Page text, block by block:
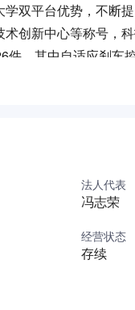
双平台优势，不断
创新中心等称号，
件，其中自适应刹车
统技术处于行业领先
献力量。
法人代表
冯志荣
经营状态
存续